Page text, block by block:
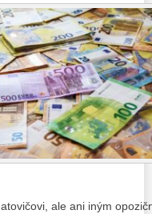
ale ani iným